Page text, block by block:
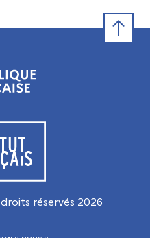
français
réservés 2026